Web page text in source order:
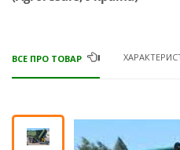
Відгуки
ВСЕ ПРО ТОВАР